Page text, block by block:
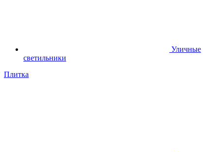
Уличные
светильники
Плитка